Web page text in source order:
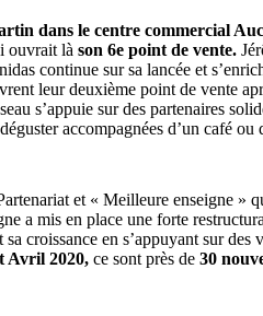
dans le centre commercial
ouvrait là son 6e point de vente.
continue sur sa lancée et
leur deuxième point de vente
s’appuie sur des partenaires
accompagnées d’un café ou
et « Meilleure enseigne »
a mis en place une forte
croissance en s’appuyant sur des
Avril 2020, ce sont près de 30